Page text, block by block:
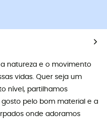
natureza e o movimento
vidas. Quer seja um
nível, partilhamos
gosto pelo bom material e a
onde adoramos